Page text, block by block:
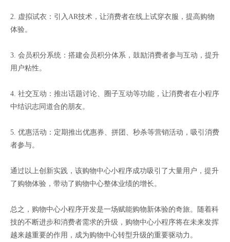
2. 虚拟试衣：引入AR技术，让消费者在线上试穿衣服，提高购物
体验。
3. 会员积分系统：搭建会员积分体系，鼓励消费者参与互动，提升
用户粘性。
4. 社交互动：推出话题讨论、圈子互动等功能，让消费者在小程序
中结识志同道合的朋友。
5. 优惠活动：定期推出优惠券、拼团、秒杀等营销活动，吸引消费
者参与。
通过以上创新实践，该购物中心小程序成功吸引了大量用户，提升
了购物体验，带动了购物中心整体业绩的增长。
总之，购物中心小程序开发是一场赋能购物新体验的奇旅。随着科
技的不断进步和消费者需求的升级，购物中心小程序将在未来发挥
越来越重要的作用，成为购物中心转型升级的重要驱动力。